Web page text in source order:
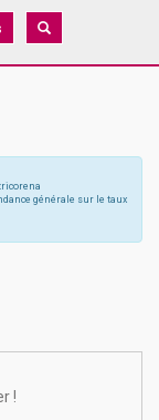
générale sur le taux
!